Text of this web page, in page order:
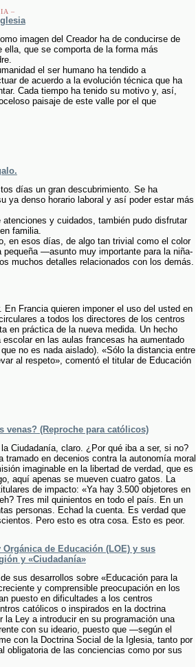
–
imagen del Creador ha de conducirse de
ella, que se comporta de la forma más
el ser humano ha tendido a
de acuerdo a la evolución técnica que ha
Cada tiempo ha tenido su motivo y, así,
paisaje de este valle por el que
días un gran descubrimiento. Se ha
ya denso horario laboral y así poder estar más
y cuidados, también pudo disfrutar
familia.
en esos días, de algo tan trivial como el color
pequeña —asunto muy importante para la niña-
muchos detalles relacionados con los demás.
Francia quieren imponer el uso del usted en
a todos los directores de los centros
en práctica de la nueva medida. Un hecho
en las aulas francesas ha aumentado
no es nada aislado). «Sólo la distancia entre
al respeto», comentó el titular de Educación
venas? (Reproche para católicos)
Ciudadanía, claro. ¿Por qué iba a ser, si no?
tramado en decenios contra la autonomía moral
imaginable en la libertad de verdad, que es
aquí apenas se mueven cuatro gatos. La
de impacto: «Ya hay 3.500 objetores en
Tres mil quinientos en todo el país. En un
personas. Echad la cuenta. Es verdad que
Pero esto es otra cosa. Esto es peor.
de Educación (LOE) y sus
y «Ciudadanía»
sus desarrollos sobre «Educación para la
y comprensible preocupación en los
puesto en dificultades a los centros
católicos o inspirados en la doctrina
Ley a introducir en su programación una
con su ideario, puesto que —según el
con la Doctrina Social de la Iglesia, tanto por
obligatoria de las conciencias como por sus